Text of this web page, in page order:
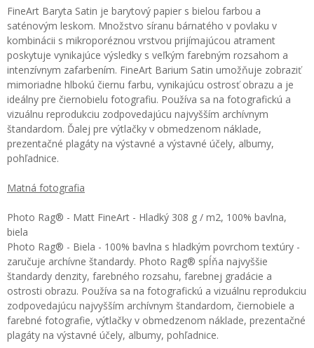
FineArt Baryta Satin je barytový papier s bielou farbou a
saténovým leskom. Množstvo síranu bárnatého v povlaku v
kombinácii s mikroporéznou vrstvou prijímajúcou atrament
poskytuje vynikajúce výsledky s veľkým farebným rozsahom a
intenzívnym zafarbením. FineArt Barium Satin umožňuje zobraziť
mimoriadne hlbokú čiernu farbu, vynikajúcu ostrosť obrazu a je
ideálny pre čiernobielu fotografiu. Používa sa na fotografickú a
vizuálnu reprodukciu zodpovedajúcu najvyšším archívnym
štandardom. Ďalej pre výtlačky v obmedzenom náklade,
prezentačné plagáty na výstavné a výstavné účely, albumy,
pohľadnice.
Matná fotografia
Photo Rag® - Matt FineArt - Hladký 308 g / m2, 100% bavlna,
biela
Photo Rag® - Biela - 100% bavlna s hladkým povrchom textúry -
zaručuje archívne štandardy. Photo Rag® spĺňa najvyššie
štandardy denzity, farebného rozsahu, farebnej gradácie a
ostrosti obrazu. Používa sa na fotografickú a vizuálnu reprodukciu
zodpovedajúcu najvyšším archívnym štandardom, čiernobiele a
farebné fotografie, výtlačky v obmedzenom náklade, prezentačné
plagáty na výstavné účely, albumy, pohľadnice.